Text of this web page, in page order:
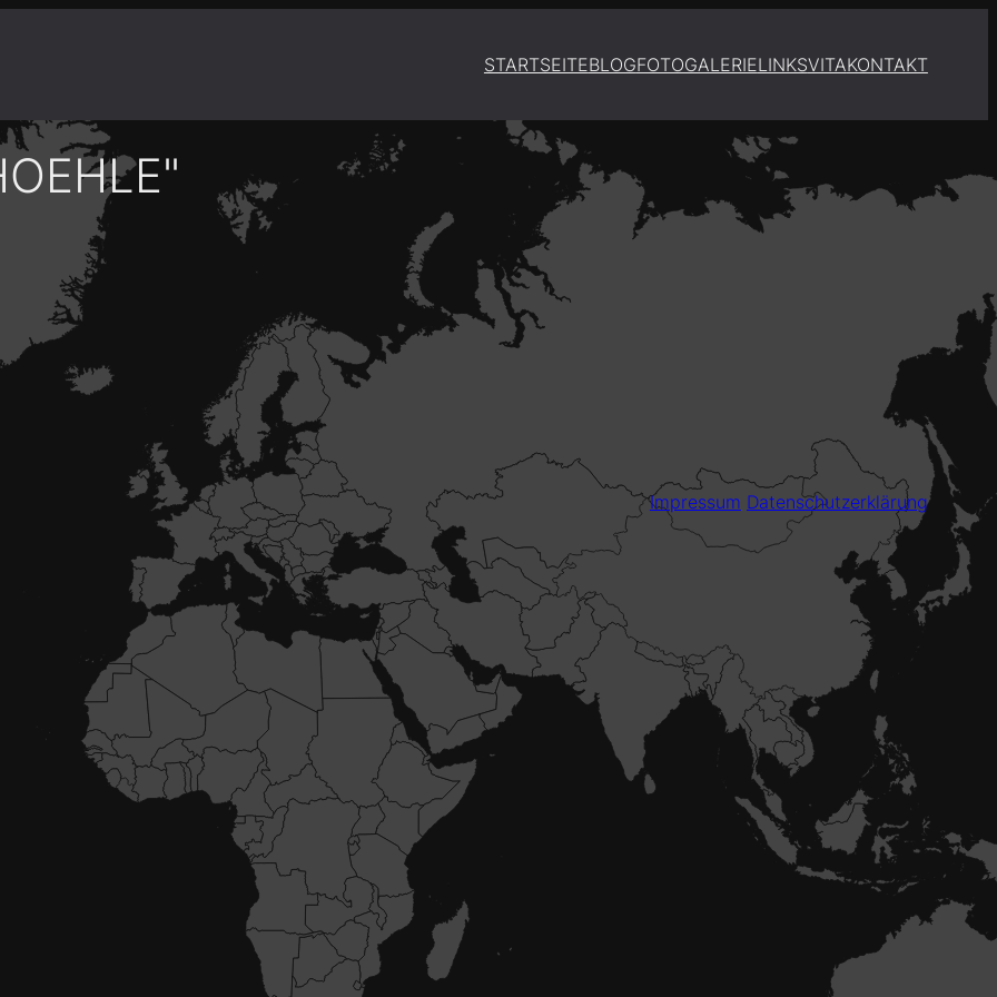
STARTSEITEBLOGFOTOGALERIELINKSVITAKONTAKT
Impressum Datenschutzerklärung